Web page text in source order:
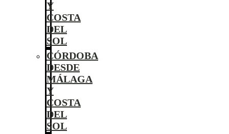
Y
COSTA
DEL
SOL
CÓRDOBA
DESDE
MÁLAGA
Y
COSTA
DEL
SOL